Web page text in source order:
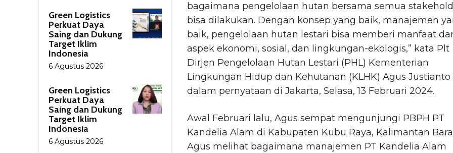
Green Logistics
Perkuat Daya
Saing dan Dukung
Target Iklim
Indonesia
6 Agustus 2026
Green Logistics
Perkuat Daya
Saing dan Dukung
Target Iklim
Indonesia
6 Agustus 2026
bagaimana pengelolaan hutan bersama semua
bisa dilakukan. Dengan konsep yang baik, manajemen
baik, pengelolaan hutan lestari bisa memberi manfaat
aspek ekonomi, sosial, dan lingkungan-ekologis,” kata Plt
Dirjen Pengelolaan Hutan Lestari (PHL) Kementerian
Lingkungan Hidup dan Kehutanan (KLHK) Agus Justianto
dalam pernyataan di Jakarta, Selasa, 13 Februari 2024.
Awal Februari lalu, Agus sempat mengunjungi PBPH PT
Kandelia Alam di Kabupaten Kubu Raya, Kalimantan
Agus melihat bagaimana manajemen PT Kandelia Alam